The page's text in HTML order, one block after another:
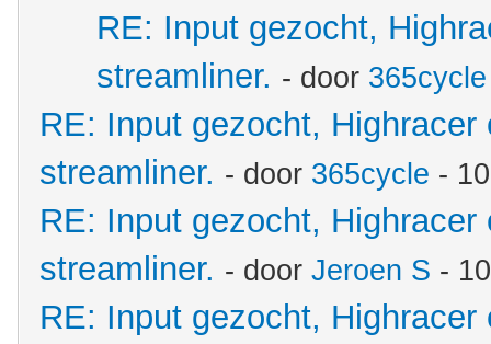
RE: Input gezocht,
streamliner. - door 365cycle
RE: Input gezocht, Highracer
streamliner. - door 365cycle -
RE: Input gezocht, Highracer
streamliner. - door Jeroen S -
RE: Input gezocht, Highracer